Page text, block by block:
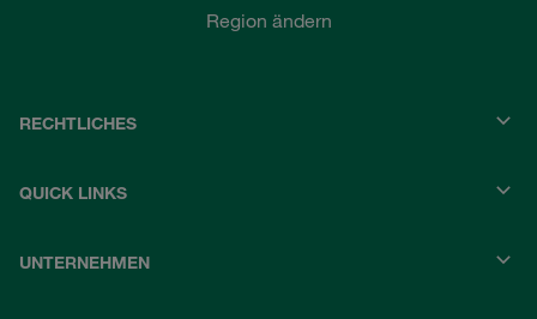
Region ändern
RECHTLICHES
QUICK LINKS
UNTERNEHMEN